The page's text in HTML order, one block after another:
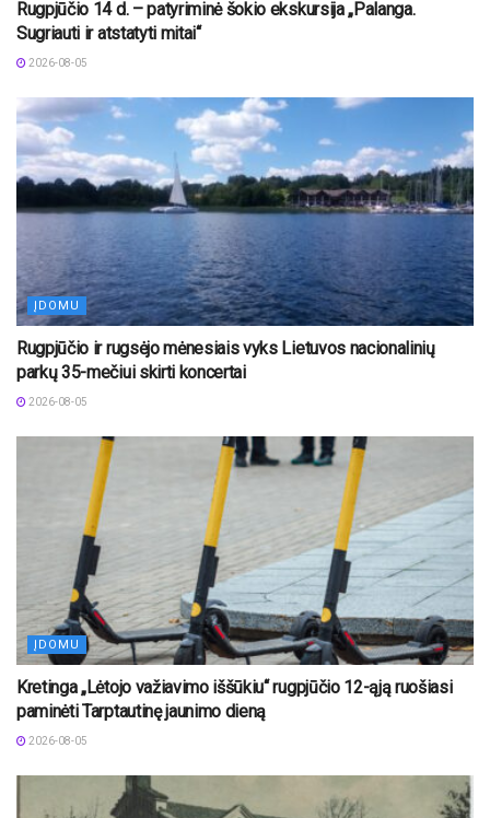
Rugpjūčio 14 d. – patyriminė šokio ekskursija „Palanga.
Sugriauti ir atstatyti mitai“
2026-08-05
ĮDOMU
Rugpjūčio ir rugsėjo mėnesiais vyks Lietuvos nacionalinių
parkų 35-mečiui skirti koncertai
2026-08-05
ĮDOMU
Kretinga „Lėtojo važiavimo iššūkiu“ rugpjūčio 12-ąją ruošiasi
paminėti Tarptautinę jaunimo dieną
2026-08-05